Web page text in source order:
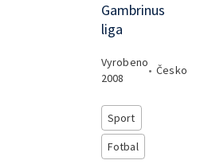
Gambrinus
liga
Vyrobeno
2008
• Česko
Sport
Fotbal